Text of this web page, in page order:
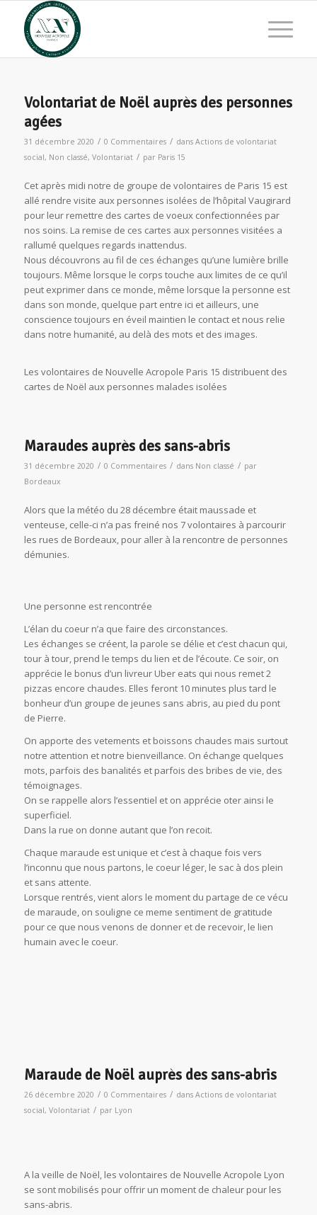
Volontariat de Noël auprès des personnes
agées
31 décembre 2020 / 0 Commentaires / dans Actions de volontariat
social, Non classé, Volontariat / par Paris 15
Cet après midi notre de groupe de volontaires de Paris 15 est
allé rendre visite aux personnes isolées de l’hôpital Vaugirard
pour leur remettre des cartes de voeux confectionnées par
nos soins. La remise de ces cartes aux personnes visitées a
rallumé quelques regards inattendus.
Nous découvrons au fil de ces échanges qu’une lumière brille
toujours. Même lorsque le corps touche aux limites de ce qu’il
peut exprimer dans ce monde, même lorsque la personne est
dans son monde, quelque part entre ici et ailleurs, une
conscience toujours en éveil maintien le contact et nous relie
dans notre humanité, au delà des mots et des images.
Les volontaires de Nouvelle Acropole Paris 15 distribuent des
cartes de Noël aux personnes malades isolées
Maraudes auprès des sans-abris
31 décembre 2020 / 0 Commentaires / dans Non classé / par
Bordeaux
Alors que la météo du 28 décembre était maussade et
venteuse, celle-ci n’a pas freiné nos 7 volontaires à parcourir
les rues de Bordeaux, pour aller à la rencontre de personnes
démunies.
Une personne est rencontrée
L’élan du coeur n’a que faire des circonstances.
Les échanges se créent, la parole se délie et c’est chacun qui,
tour à tour, prend le temps du lien et de l’écoute. Ce soir, on
apprécie le bonus d’un livreur Uber eats qui nous remet 2
pizzas encore chaudes. Elles feront 10 minutes plus tard le
bonheur d’un groupe de jeunes sans abris, au pied du pont
de Pierre.
On apporte des vetements et boissons chaudes mais surtout
notre attention et notre bienveillance. On échange quelques
mots, parfois des banalités et parfois des bribes de vie, des
témoignages.
On se rappelle alors l’essentiel et on apprécie oter ainsi le
superficiel.
Dans la rue on donne autant que l’on recoit.
Chaque maraude est unique et c’est à chaque fois vers
l’inconnu que nous partons, le coeur léger, le sac à dos plein
et sans attente.
Lorsque rentrés, vient alors le moment du partage de ce vécu
de maraude, on souligne ce meme sentiment de gratitude
pour ce que nous venons de donner et de recevoir, le lien
humain avec le coeur.
Maraude de Noël auprès des sans-abris
26 décembre 2020 / 0 Commentaires / dans Actions de volontariat
social, Volontariat / par Lyon
A la veille de Noël, les volontaires de Nouvelle Acropole Lyon
se sont mobilisés pour offrir un moment de chaleur pour les
sans-abris.